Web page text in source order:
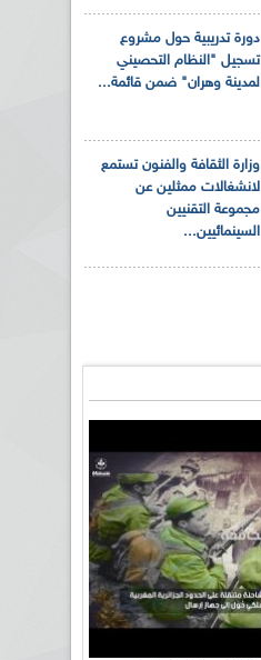
دورة تدريبية حول مشروع
تسجيل "النظام التحصيني
لمدينة وهران" ضمن قائمة...
وزارة الثقافة والفنون تستمع
لانشغالات ممثلين عن
مجموعة التقنيين
السينمائيين...